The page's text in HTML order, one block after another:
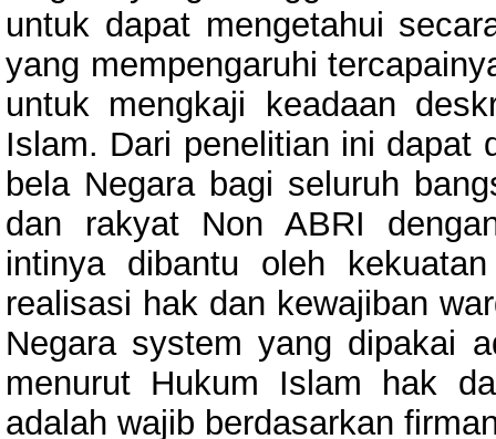
untuk dapat mengetahui
yang mempengaruhi
untuk mengkaji keadaan
Islam. Dari penelitian ini dapat
bela Negara bagi seluruh
dan rakyat Non ABRI
intinya dibantu oleh
realisasi hak dan kewajiban
Negara system yang dipakai
menurut Hukum Islam hak
adalah wajib berdasarkan